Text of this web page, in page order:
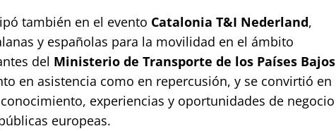
también en el evento Catalonia T&I Nederland,
y españolas para la movilidad en el ámbito
del Ministerio de Transporte de los Países Bajos
en asistencia como en repercusión, y se convirtió en
experiencias y oportunidades de negocio
europeas.